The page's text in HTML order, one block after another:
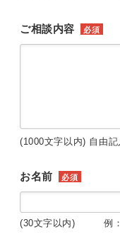
ご相談内容 必須
(1000文字以内) 自由記
お名前 必須
(30文字以内) 例：